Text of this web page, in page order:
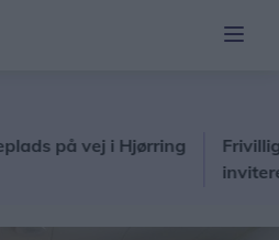
på vej i Hjørring
Frivillige
inviterer